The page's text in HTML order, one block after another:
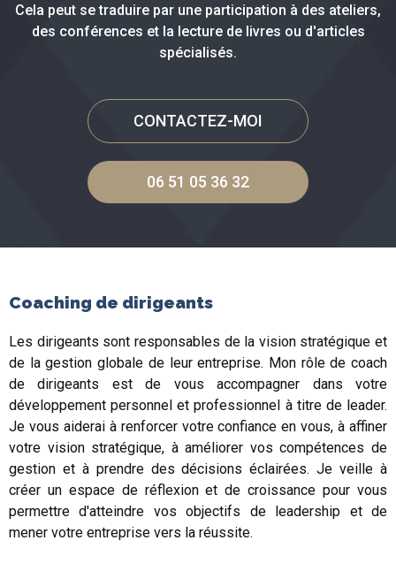
Cela peut se traduire par une participation à des ateliers,
des conférences et la lecture de livres ou d'articles
spécialisés.
CONTACTEZ-MOI
06 51 05 36 32
Coaching de dirigeants
Les dirigeants sont responsables de la vision stratégique et
de la gestion globale de leur entreprise. Mon rôle de coach
de dirigeants est de vous accompagner dans votre
développement personnel et professionnel à titre de leader.
Je vous aiderai à renforcer votre confiance en vous, à affiner
votre vision stratégique, à améliorer vos compétences de
gestion et à prendre des décisions éclairées. Je veille à
créer un espace de réflexion et de croissance pour vous
permettre d'atteindre vos objectifs de leadership et de
mener votre entreprise vers la réussite.